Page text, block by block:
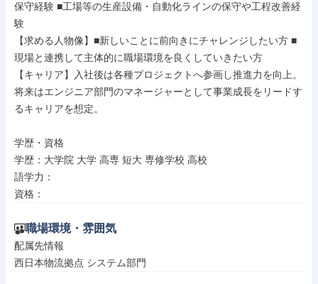
保守経験 ■工場等の生産設備・自動化ラインの保守や工程改善経
験
【求める人物像】■新しいことに前向きにチャレンジしたい方 ■
現場と連携して主体的に職場環境を良くしていきたい方
【キャリア】入社後は各種プロジェクトへ参画し推進力を向上。
将来はエンジニア部門のマネージャーとして事業成長をリードす
るキャリアを想定。
学歴・資格
学歴：大学院 大学 高専 短大 専修学校 高校
語学力：
資格：
職場環境・雰囲気
配属先情報
西日本物流拠点 システム部門